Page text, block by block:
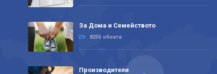
За Дома и Семейството
8255 обекта
Производители